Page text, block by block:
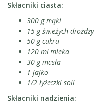
Składniki ciasta:
300 g mąki
15 g świeżych drożdży
50 g cukru
120 ml mleka
30 g masła
1 jajko
1/2 łyżeczki soli
Składniki nadzienia: